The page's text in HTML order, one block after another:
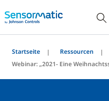
Startseite
Ressourcen
Webinar: „2021- Eine